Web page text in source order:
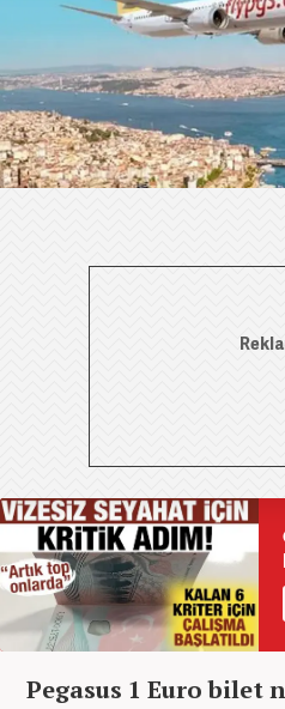
Pegasus 1 Euro bilet